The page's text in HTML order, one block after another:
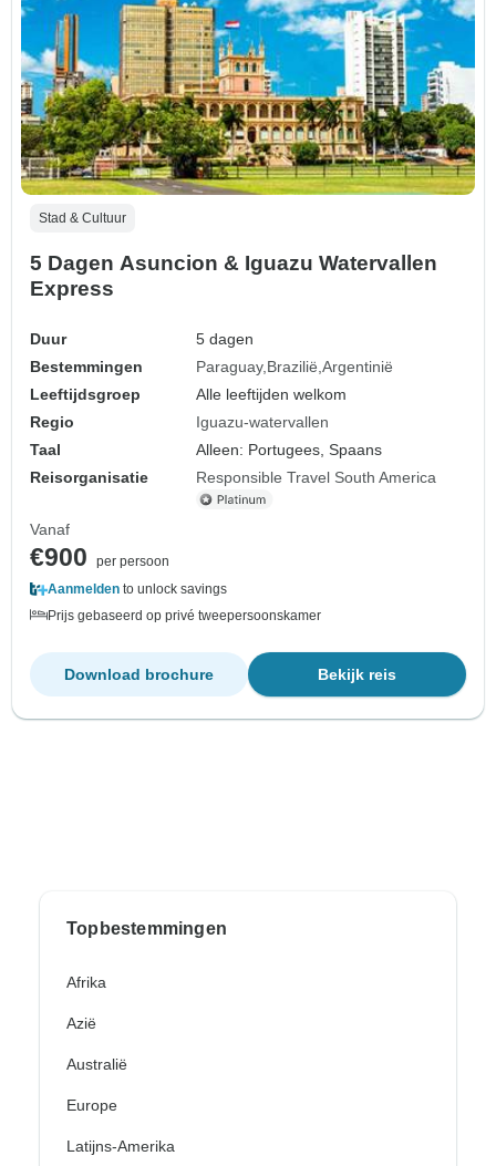
Stad & Cultuur
5 Dagen Asuncion & Iguazu Watervallen
Express
Duur
5 dagen
Bestemmingen
Paraguay Brazilië Argentinië
Leeftijdsgroep
Alle leeftijden welkom
Regio
Iguazu-watervallen
Taal
Alleen: Portugees, Spaans
Reisorganisatie
Responsible Travel South America
Vanaf
€900
per persoon
Aanmelden to unlock savings
Prijs gebaseerd op privé tweepersoonskamer
Bekijk reis
Download brochure
Topbestemmingen
Afrika
Azië
Australië
Europe
Latijns-Amerika